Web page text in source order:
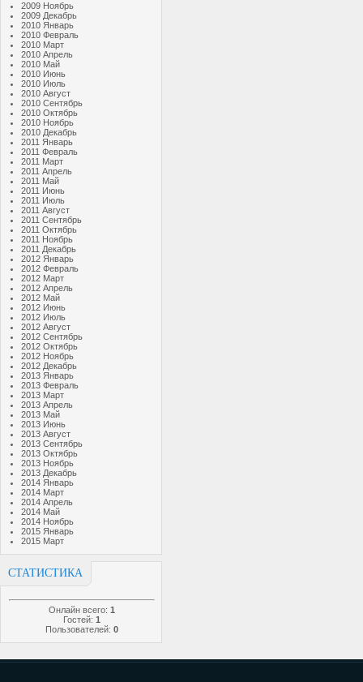
2009 Ноябрь
2009 Декабрь
2010 Январь
2010 Февраль
2010 Март
2010 Апрель
2010 Май
2010 Июнь
2010 Июль
2010 Август
2010 Сентябрь
2010 Октябрь
2010 Ноябрь
2010 Декабрь
2011 Январь
2011 Февраль
2011 Март
2011 Апрель
2011 Май
2011 Июнь
2011 Июль
2011 Август
2011 Сентябрь
2011 Октябрь
2011 Ноябрь
2011 Декабрь
2012 Январь
2012 Февраль
2012 Март
2012 Апрель
2012 Май
2012 Июнь
2012 Июль
2012 Август
2012 Сентябрь
2012 Октябрь
2012 Ноябрь
2012 Декабрь
2013 Январь
2013 Февраль
2013 Март
2013 Апрель
2013 Май
2013 Июнь
2013 Август
2013 Сентябрь
2013 Октябрь
2013 Ноябрь
2013 Декабрь
2014 Январь
2014 Март
2014 Апрель
2014 Май
2014 Ноябрь
2015 Январь
2015 Март
СТАТИСТИКА
Онлайн всего: 1
Гостей: 1
Пользователей: 0